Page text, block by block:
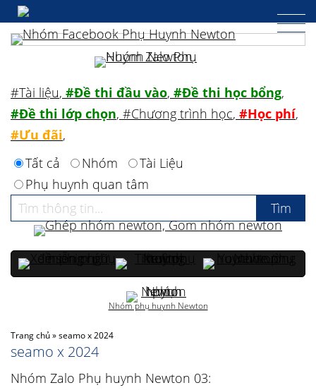
Trang chủ»seamo x 2024
seamo x 2024
Nhóm Zalo Phụ huynh Newton 03:
#Tài liệu, #Đề thi đầu vào, #Đề thi học bổng,
#Đề thi lớp chọn, #Chương trình học, #Học phí,
#Ưu đãi,
Tất cả
Nhóm
Tài Liệu
Phụ huynh quan tâm
Nhóm phụ huynh Newton